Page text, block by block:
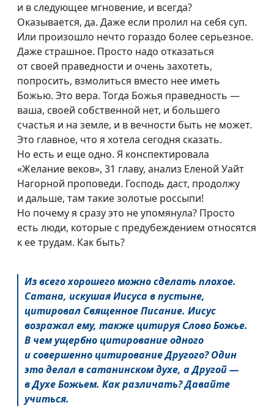
и в следующее мгновение, и всегда?
Оказывается, да. Даже если пролил на себя суп.
Или произошло нечто гораздо более серьезное.
Даже страшное. Просто надо отказаться
от своей праведности и очень захотеть,
попросить, взмолиться вместо нее иметь
Божью. Это вера. Тогда Божья праведность —
ваша, своей собственной нет, и большего
счастья и на земле, и в вечности быть не может.
Это главное, что я хотела сегодня сказать.
Но есть и еще одно. Я конспектировала
«Желание веков», 31 главу, анализ Еленой Уайт
Нагорной проповеди. Господь даст, продолжу
и дальше, там такие золотые россыпи!
Но почему я сразу это не упомянула? Просто
есть люди, которые с предубеждением относятся
к ее трудам. Как быть?
Из всего хорошего можно сделать плохое.
Сатана, искушая Иисуса в пустыне,
цитировал Священное Писание. Иисус
возражал ему, также цитируя Слово Божье.
В чем ущербно цитирование одного
и совершенно цитирование Другого? Один
это делал в сатанинском духе, а Другой —
в Духе Божьем. Как различать? Давайте
учиться.